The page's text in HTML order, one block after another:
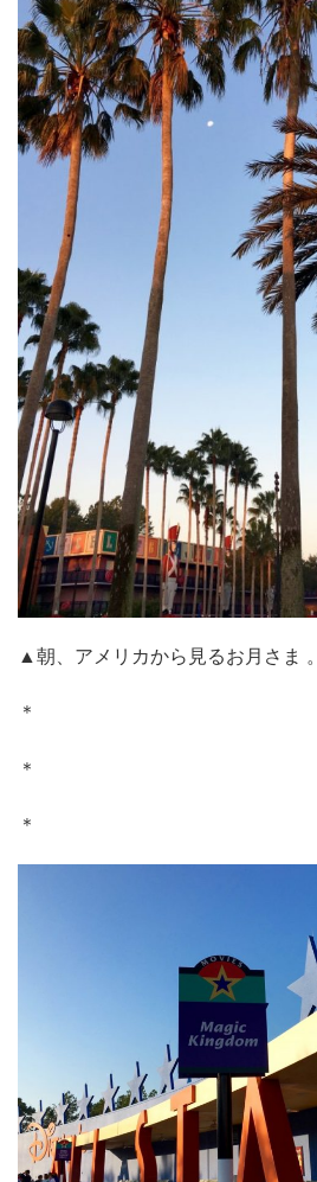
▲朝、アメリカから見るお月さま 。
＊
＊
＊